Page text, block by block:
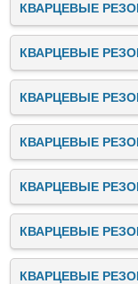
КВАРЦЕВЫЕ
КВАРЦЕВЫЕ
КВАРЦЕВЫЕ
КВАРЦЕВЫЕ
КВАРЦЕВЫЕ
КВАРЦЕВЫЕ
КВАРЦЕВЫЕ